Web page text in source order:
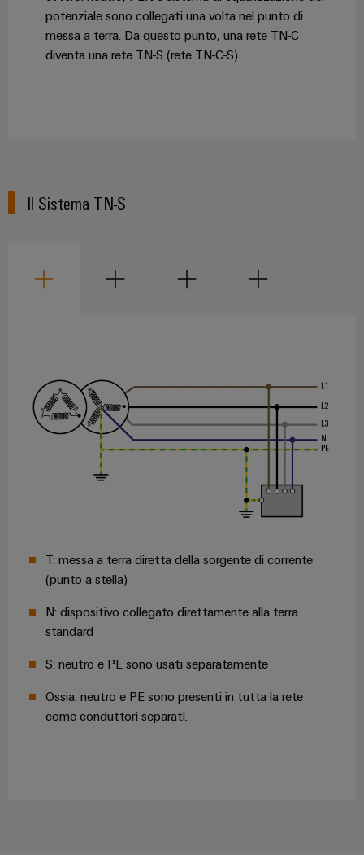
potenziale sono collegati una volta nel punto di
messa a terra. Da questo punto, una rete TN-C
diventa una rete TN-S (rete TN-C-S).
Il Sistema TN-S
T: messa a terra diretta della sorgente di corrente
(punto a stella)
N: dispositivo collegato direttamente alla terra
standard
S: neutro e PE sono usati separatamente
Ossia: neutro e PE sono presenti in tutta la rete
come conduttori separati.